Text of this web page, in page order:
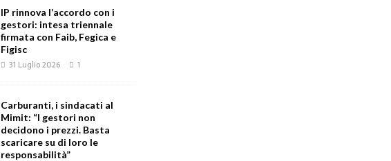
IP rinnova l’accordo con i
gestori: intesa triennale
firmata con Faib, Fegica e
Figisc
31 Luglio 2026 1
Carburanti, i sindacati al
Mimit: “I gestori non
decidono i prezzi. Basta
scaricare su di loro le
responsabilità”